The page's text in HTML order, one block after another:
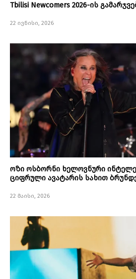
Tbilisi Newcomers 2026-ის
22 ივნისი, 2026
ოზი ოსბორნი ხელოვნური
ციფრული ავატარის სახით
22 მაისი, 2026